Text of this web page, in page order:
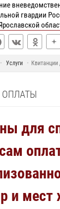
гвардии
Услуги
для
и мест